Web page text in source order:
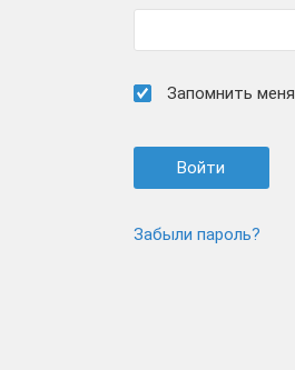
Запомнить меня
Забыли пароль?